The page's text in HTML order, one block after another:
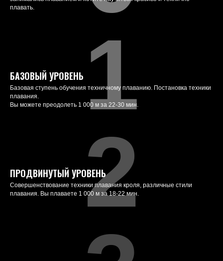
плавать.
БАЗОВЫЙ УРОВЕНЬ
Базовая ступень обучения техничному плаванию. Постановка техники
плавания.
Вы можете преодолеть 1 000 м за 22-30 мин.
1
ПРОДВИНУТЫЙ УРОВЕНЬ
Cовершенствование техники плавания кроля, различные стили
плавания. Вы плаваете 1 000 м за 18-22 мин.
2